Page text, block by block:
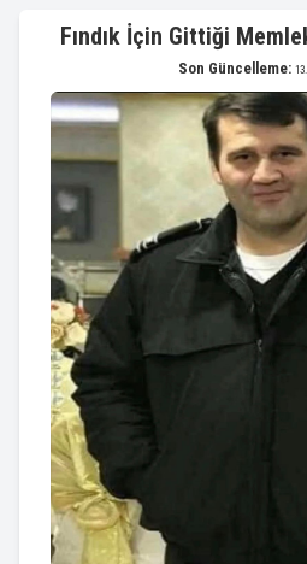
Fındık İçin Gittiği
Son Güncelleme: